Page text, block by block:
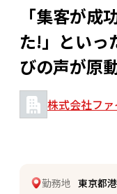
「集客が成
た!」といっ
びの声が原
株式会社フ
勤務地 東京都